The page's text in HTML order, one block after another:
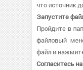
что источник
Запустите
Пройдите в
файловый
файл и
Согласитесь